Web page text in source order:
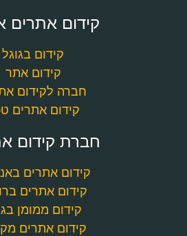
קידום אתרים
קידום בגוגל
קידום אתר
חברה לקידום
קידום אתרים
חברת קידום
קידום אתרים
קידום אתרים
קידום ממומן
קידום אתרים